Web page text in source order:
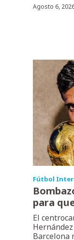
Agosto 6,
Fútbol
para
El
Barcelona